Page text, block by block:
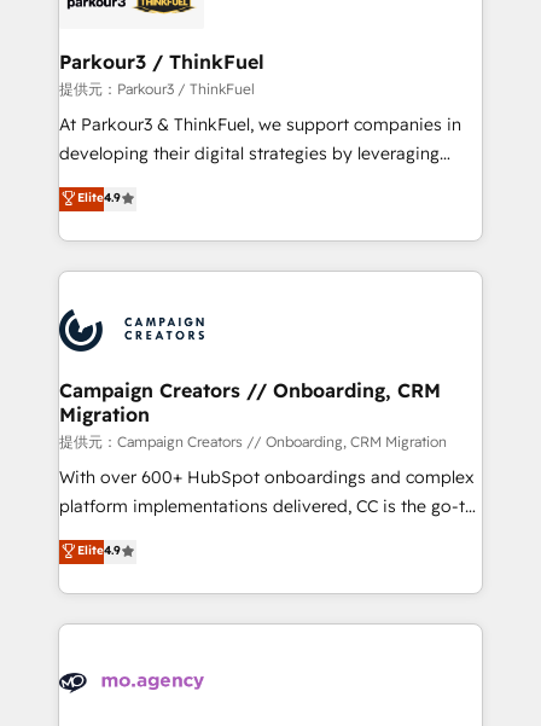
companies scale faster and smarter. 🔹 BOOMS:
Demand generation for all your buyers With BOOMS,
you invest in 100% of your buyers, accelerating your
growth and positioning yourself as an undisputed
transformation process A methodology designed to
implement HubSpot effectively and optimize your
record of business transformation, our growth-first
approach has helped brands dominate their
Parkour3 / ThinkFuel
提供元：Parkour3 / ThinkFuel
At Parkour3 & ThinkFuel, we support companies in
developing their digital strategies by leveraging
technologies and automating their marketing and
sales processes to generate growth. Our offer spans
from Strategy to Operations. We specialize in CRM
onboarding and implementation, web design, sales
extensive experience working with tech companies
and manufacturers since 2002, we are committed to
empowering our clients and developing their
autonomy. Get to grips with HubSpot through
guided implementation and seamless integration of
the CRM platform into your digital ecosystem. Would
you like support in deploying your inbound
to your needs and sales objectives. With 125+
certifications, we are part of the most certified
services are offered in both English & French.
Elite4.9
Campaign Creators // Onboarding, CRM
Migration
提供元：Campaign Creators // Onboarding, CRM Migration
With over 600+ HubSpot onboardings and complex
platform implementations delivered, CC is the go-to
Elite Solutions Partner for businesses ready to
migrate, replatform, and scale smarter. We specialize
in high-impact CRM and CMS migrations and
onboarding from platforms like Salesforce, NetSuite,
WordPress and legacy CRMs, turning fragmented
Elite4.9